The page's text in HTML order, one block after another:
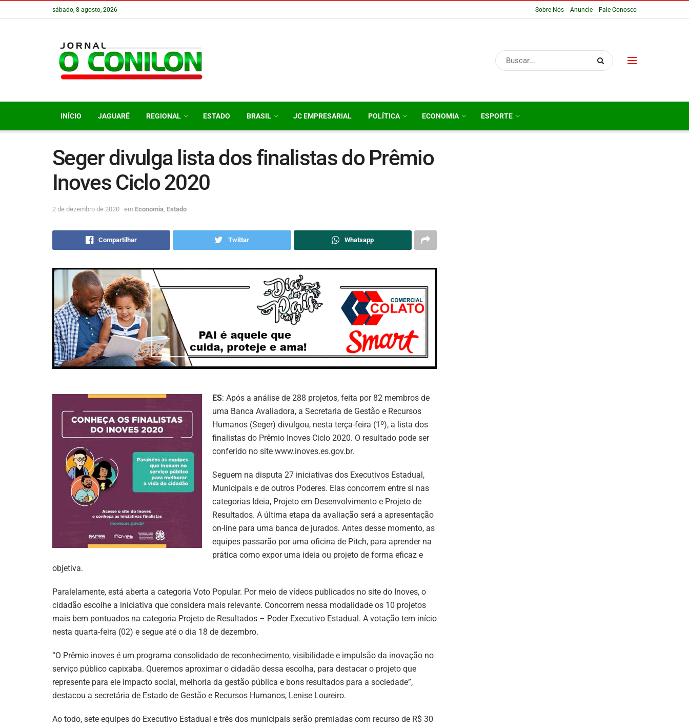
sábado, 8 agosto, 2026 Sobre Nós Anuncie Fale Conosco
INÍCIO JAGUARÉ REGIONAL ESTADO BRASIL JC EMPRESARIAL POLÍTICA ECONOMIA ESPORTE
Seger divulga lista dos finalistas do Prêmio
Inoves Ciclo 2020
2 de dezembro de 2020 em Economia Estado
Compartilhar Twittar Whatsapp
ES: Após a análise de 288 projetos, feita por 82 membros de
uma Banca Avaliadora, a Secretaria de Gestão e Recursos
Humanos (Seger) divulgou, nesta terça-feira (1º), a lista dos
finalistas do Prêmio Inoves Ciclo 2020. O resultado pode ser
conferido no site www.inoves.es.gov.br.
Seguem na disputa 27 iniciativas dos Executivos Estadual,
Municipais e de outros Poderes. Elas concorrem entre si nas
categorias Ideia, Projeto em Desenvolvimento e Projeto de
Resultados. A última etapa da avaliação será a apresentação
on-line para uma banca de jurados. Antes desse momento, as
equipes passarão por uma oficina de Pitch, para aprender na
prática como expor uma ideia ou projeto de forma eficaz e
objetiva.
Paralelamente, está aberta a categoria Voto Popular. Por meio de vídeos publicados no site do Inoves, o
cidadão escolhe a iniciativa que considera mais relevante. Concorrem nessa modalidade os 10 projetos
mais bem pontuados na categoria Projeto de Resultados – Poder Executivo Estadual. A votação tem início
nesta quarta-feira (02) e segue até o dia 18 de dezembro.
“O Prêmio inoves é um programa consolidado de reconhecimento, visibilidade e impulsão da inovação no
serviço público capixaba. Queremos aproximar o cidadão dessa escolha, para destacar o projeto que
represente para ele impacto social, melhoria da gestão pública e bons resultados para a sociedade”,
destacou a secretária de Estado de Gestão e Recursos Humanos, Lenise Loureiro.
Ao todo, sete equipes do Executivo Estadual e três dos municipais serão premiadas com recurso de R$ 30